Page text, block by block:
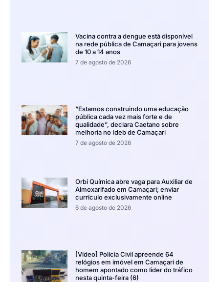
Vacina contra a dengue está disponível
na rede pública de Camaçari para jovens
de 10 a 14 anos
7 de agosto de 2026
“Estamos construindo uma educação
pública cada vez mais forte e de
qualidade”, declara Caetano sobre
melhoria no Ideb de Camaçari
7 de agosto de 2026
Orbi Química abre vaga para Auxiliar de
Almoxarifado em Camaçari; enviar
currículo exclusivamente online
6 de agosto de 2026
[Vídeo] Polícia Civil apreende 64
relógios em imóvel em Camaçari de
homem apontado como líder do tráfico
nesta quinta-feira (6)